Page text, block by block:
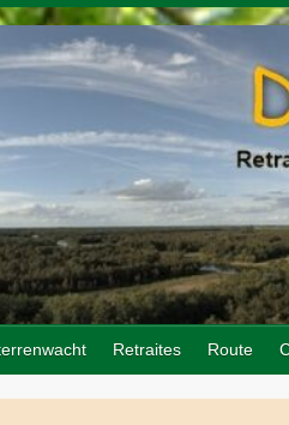
Retraites Route